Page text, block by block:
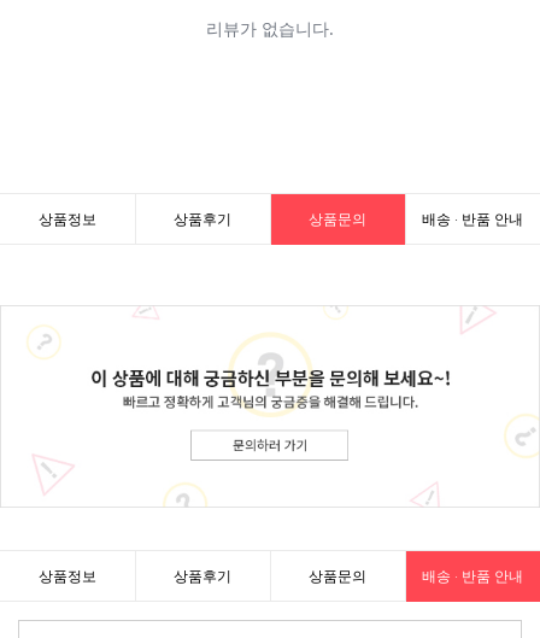
상품정보 상품후기 상품문의 배송 · 반품 안내
상품정보 상품후기 상품문의 배송 · 반품 안내